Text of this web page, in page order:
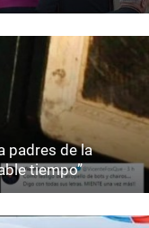
padres de la
tiempo”